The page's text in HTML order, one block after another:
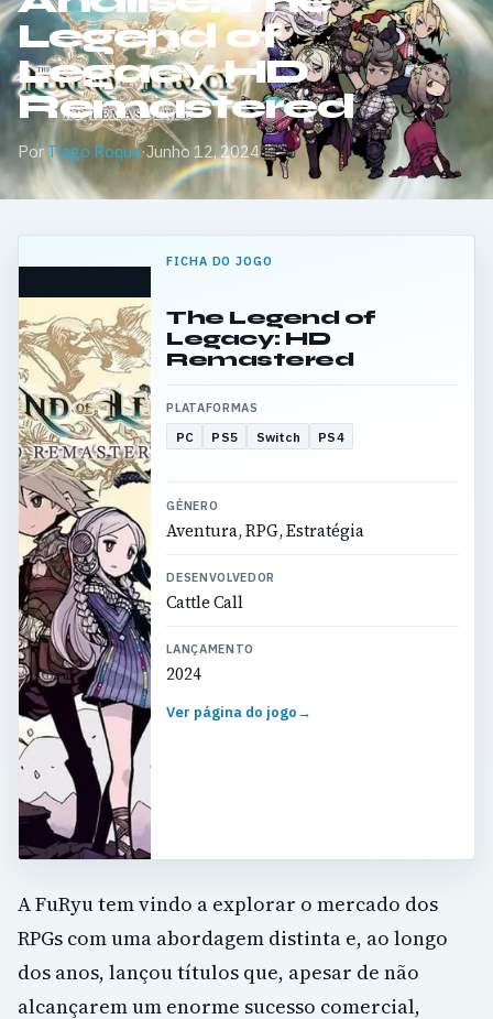
Legend of
Legacy HD
Remastered
PorTiago Roque·Junho 12, 2024
FICHA DO JOGO
The Legend of
Legacy: HD
Remastered
PLATAFORMAS
PC PS5 Switch PS4
GÉNERO
Aventura, RPG, Estratégia
DESENVOLVEDOR
Cattle Call
LANÇAMENTO
2024
Ver página do jogo→
A FuRyu tem vindo a explorar o mercado dos
RPGs com uma abordagem distinta e, ao longo
dos anos, lançou títulos que, apesar de não
alcançarem um enorme sucesso comercial,